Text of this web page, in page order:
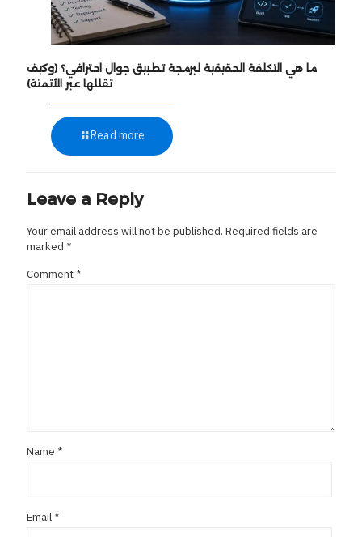
ما هي التكلفة الحقيقية لبرمجة تطبيق جوال احترافي؟ (وكيف
تقللها عبر الأتمتة)
Read more
Leave a Reply
Your email address will not be published. Required fields are
marked *
Comment *
Name *
Email *